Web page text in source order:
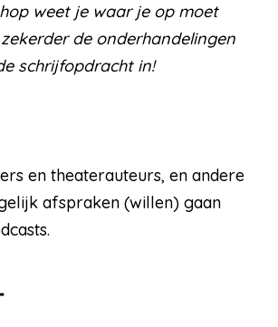
weet je waar je op moet
de onderhandelingen
schrijfopdracht in!
en theaterauteurs, en andere
afspraken (willen) gaan